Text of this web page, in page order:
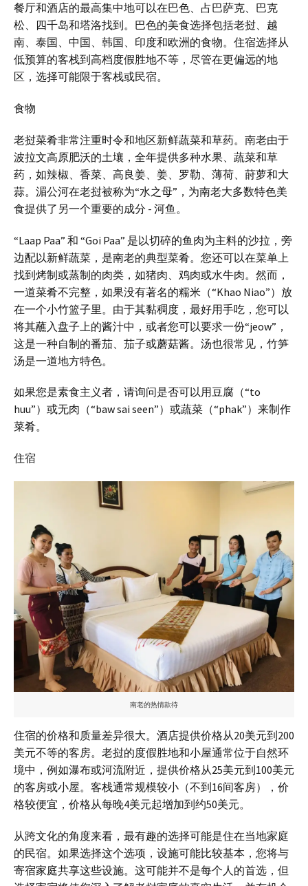
餐厅和酒店的最高集中地可以在巴色、占巴萨克、巴克
松、四千岛和塔洛找到。巴色的美食选择包括老挝、越
南、泰国、中国、韩国、印度和欧洲的食物。住宿选择从
低预算的客栈到高档度假胜地不等，尽管在更偏远的地
区，选择可能限于客栈或民宿。
食物
老挝菜肴非常注重时令和地区新鲜蔬菜和草药。南老由于
波拉文高原肥沃的土壤，全年提供多种水果、蔬菜和草
药，如辣椒、香菜、高良姜、姜、罗勒、薄荷、莳萝和大
蒜。湄公河在老挝被称为“水之母”，为南老大多数特色美
食提供了另一个重要的成分 - 河鱼。
“Laap Paa” 和 “Goi Paa” 是以切碎的鱼肉为主料的沙拉，旁
边配以新鲜蔬菜，是南老的典型菜肴。您还可以在菜单上
找到烤制或蒸制的肉类，如猪肉、鸡肉或水牛肉。然而，
一道菜肴不完整，如果没有著名的糯米（“Khao Niao”）放
在一个小竹篮子里。由于其黏稠度，最好用手吃，您可以
将其蘸入盘子上的酱汁中，或者您可以要求一份“jeow”，
这是一种自制的番茄、茄子或蘑菇酱。汤也很常见，竹笋
汤是一道地方特色。
如果您是素食主义者，请询问是否可以用豆腐（“to
huu”）或无肉（“baw sai seen”）或蔬菜（“phak”）来制作
菜肴。
住宿
南老的热情款待
住宿的价格和质量差异很大。酒店提供价格从20美元到200
美元不等的客房。老挝的度假胜地和小屋通常位于自然环
境中，例如瀑布或河流附近，提供价格从25美元到100美元
的客房或小屋。客栈通常规模较小（不到16间客房），价
格较便宜，价格从每晚4美元起增加到约50美元。
从跨文化的角度来看，最有趣的选择可能是住在当地家庭
的民宿。如果选择这个选项，设施可能比较基本，您将与
寄宿家庭共享这些设施。这可能并不是每个人的首选，但